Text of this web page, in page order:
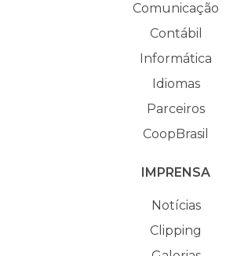
Comunicação
Contábil
Informática
Idiomas
Parceiros
CoopBrasil
IMPRENSA
Notícias
Clipping